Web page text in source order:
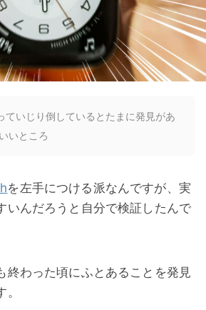
ていじり倒しているとたまに発見があ
いところ
を左手につける派なんですが、実
いんだろうと自分で検証したんで
終わった頃にふとあることを発見